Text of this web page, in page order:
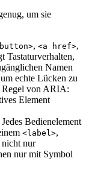
um sie
, <a href>,
Tastaturverhalten,
Namen
echte Lücken zu
Regel von ARIA:
Element
Jedes Bedienelement
<label>,
nur
nur mit Symbol